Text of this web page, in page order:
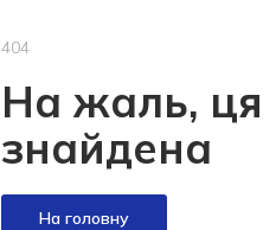
404
На жаль, ця
знайдена
На головну